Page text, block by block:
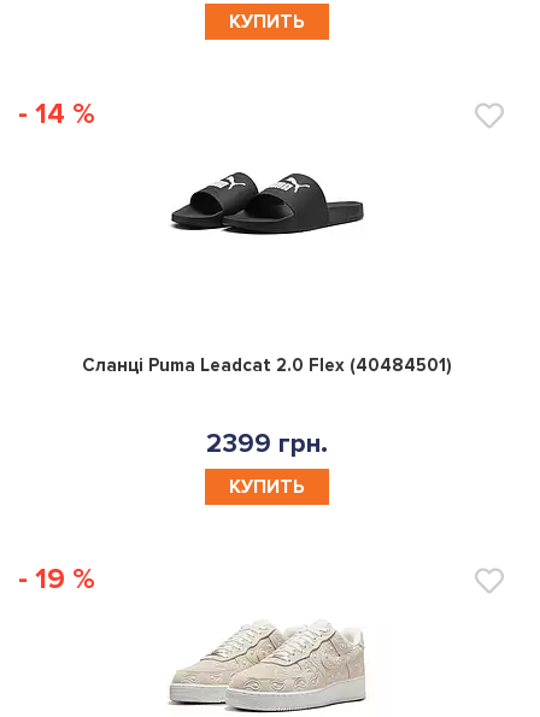
КУПИТЬ
- 14 %
0
Сланці Puma Leadcat 2.0 Flex (40484501)
2399 грн.
КУПИТЬ
- 19 %